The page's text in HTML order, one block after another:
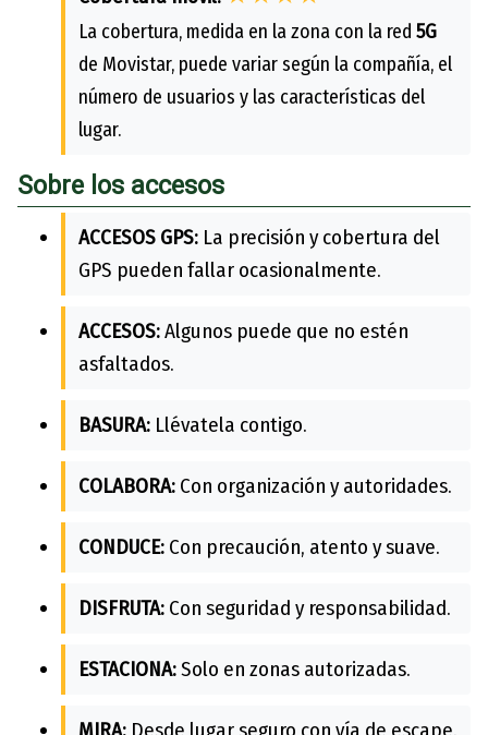
La cobertura, medida en la zona con la red 5G
de Movistar, puede variar según la compañía, el
número de usuarios y las características del
lugar.
Sobre los accesos
ACCESOS GPS: La precisión y cobertura del
GPS pueden fallar ocasionalmente.
ACCESOS:Algunos puede que no estén
asfaltados.
BASURA: Llévatela contigo.
COLABORA: Con organización y autoridades.
CONDUCE: Con precaución, atento y suave.
DISFRUTA: Con seguridad y responsabilidad.
ESTACIONA:Solo en zonas autorizadas.
MIRA: Desde lugar seguro con vía de escape.